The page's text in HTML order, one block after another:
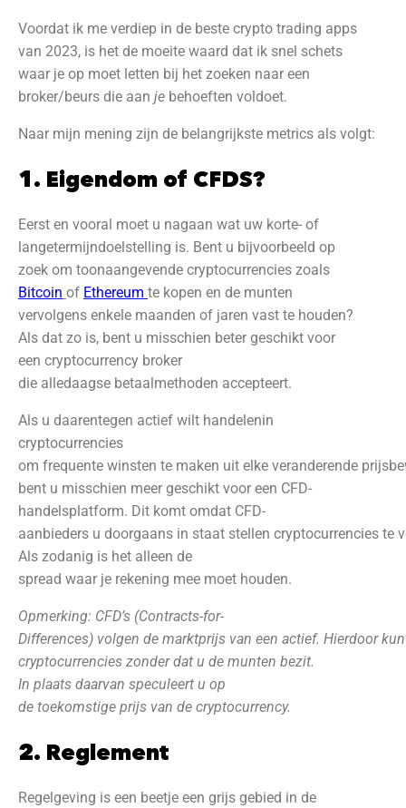
Voordat ik me verdiep in de beste crypto trading apps
van 2023, is het de moeite waard dat ik snel schets
waar je op moet letten bij het zoeken naar een
broker/beurs die aan je behoeften voldoet.
Naar mijn mening zijn de belangrijkste metrics als volgt:
1. Eigendom of CFDS?
Eerst en vooral moet u nagaan wat uw korte- of
langetermijndoelstelling is. Bent u bijvoorbeeld op
zoek om toonaangevende cryptocurrencies zoals
Bitcoin of Ethereum te kopen en de munten
vervolgens enkele maanden of jaren vast te houden?
Als dat zo is, bent u misschien beter geschikt voor
een cryptocurrency broker
die alledaagse betaalmethoden accepteert.
Als u daarentegen actief wilt handelenin
cryptocurrencies
om frequente winsten te maken uit elke veranderende
bent u misschien meer geschikt voor een CFD-
handelsplatform. Dit komt omdat CFD-
aanbieders u doorgaans in staat stellen cryptocurrencies te
Als zodanig is het alleen de
spread waar je rekening mee moet houden.
Opmerking: CFD’s (Contracts-for-
Differences) volgen de marktprijs van een actief. Hierdoor
cryptocurrencies zonder dat u de munten bezit.
In plaats daarvan speculeert u op
de toekomstige prijs van de cryptocurrency.
2. Reglement
Regelgeving is een beetje een grijs gebied in de